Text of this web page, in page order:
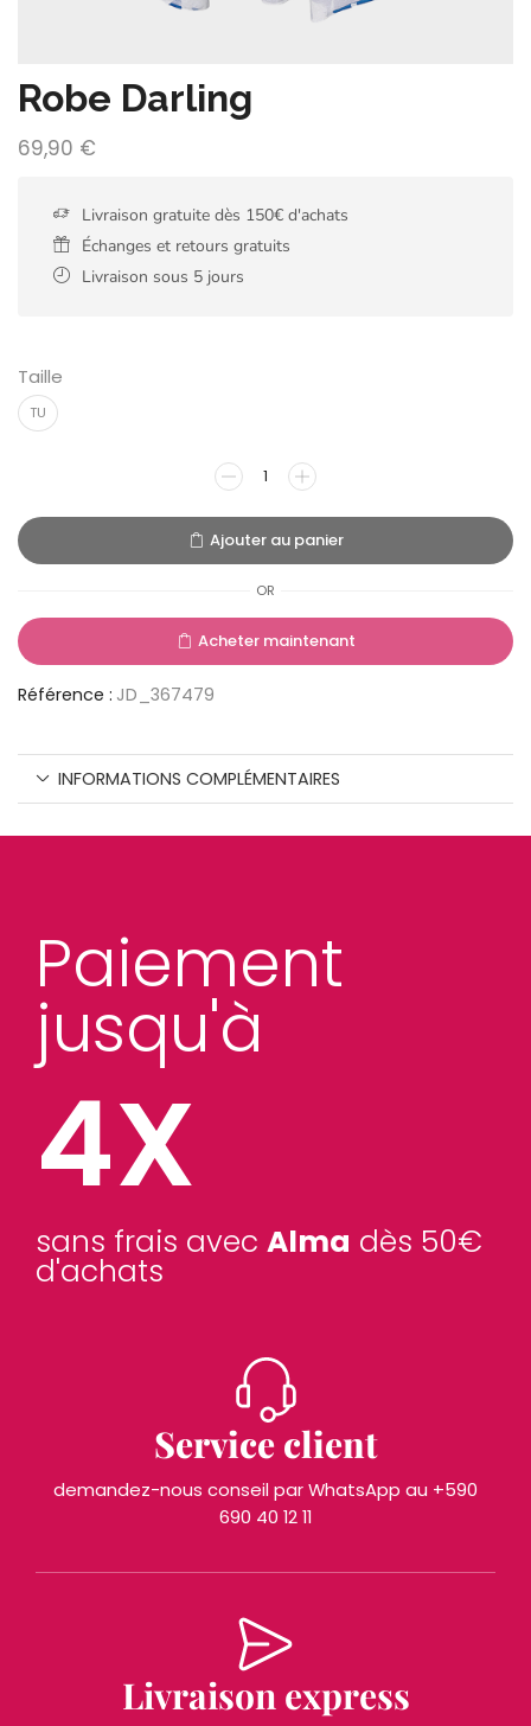
Robe Darling
69,90 €
Livraison gratuite dès 150€ d'achats
Échanges et retours gratuits
Livraison sous 5 jours
Taille
TU
Ajouter au panier
OR
Acheter maintenant
Référence : JD_367479
INFORMATIONS COMPLÉMENTAIRES
Paiement
jusqu'à
4X
sans frais avec Alma dès 50€
d'achats
Service client
demandez-nous conseil par WhatsApp au +590
690 40 12 11
Livraison express